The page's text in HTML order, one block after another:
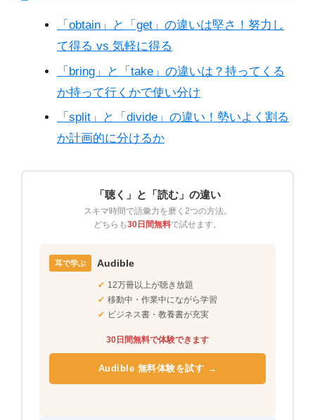
「obtain」と「get」の違いは堅さ！努力し
て得る vs 気軽に得る
「bring」と「take」の違いは？持ってくる
か持って行くかで使い分け
「split」と「divide」の違い！勢いよく割る
か計画的に分けるか
「聴く」と「読む」の違い
スキマ時間で語彙力を磨く2つの方法。
どちらも30日間無料で試せます。
耳で学ぶ Audible
✔ 12万冊以上が聴き放題
✔ 移動中・作業中にながら学習
✔ ビジネス書・教養書が充実
30日間無料で体験できます
Audible 無料体験を試す →